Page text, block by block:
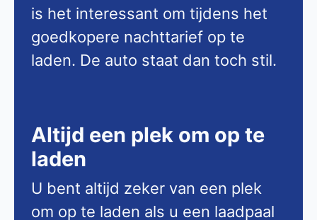
is het interessant om tijdens het
goedkopere nachttarief op te
laden. De auto staat dan toch stil.
Altijd een plek om op te
laden
U bent altijd zeker van een plek
om op te laden als u een laadpaal